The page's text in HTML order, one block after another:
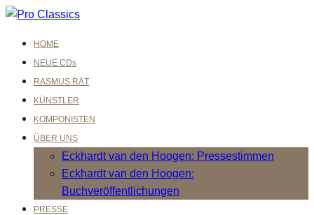
HOME
NEUE CDs
RASMUS RÄT
KÜNSTLER
KOMPONISTEN
ÜBER UNS
Eckhardt van den Hoogen: Pressestimmen
Eckhardt van den Hoogen:
Buchveröffentlichungen
PRESSE